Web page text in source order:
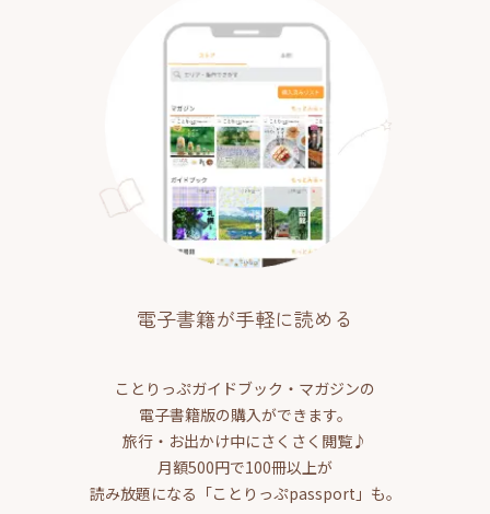
電子書籍が手軽に読める
ことりっぷガイドブック・マガジンの
電子書籍版の購入ができます。
旅行・お出かけ中にさくさく閲覧♪
月額500円で100冊以上が
読み放題になる「ことりっぷpassport」も。